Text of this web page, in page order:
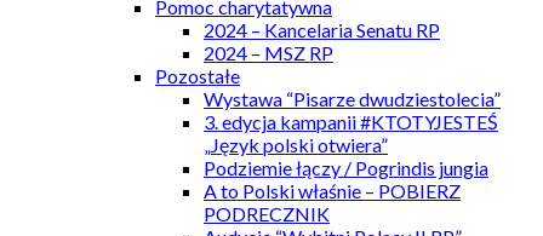
Pomoc charytatywna
2024 – Kancelaria Senatu RP
2024 – MSZ RP
Pozostałe
Wystawa “Pisarze dwudziestolecia”
3. edycja kampanii #KTOTYJESTEŚ
„Język polski otwiera”
Podziemie łączy / Pogrindis jungia
A to Polski właśnie – POBIERZ
PODRECZNIK